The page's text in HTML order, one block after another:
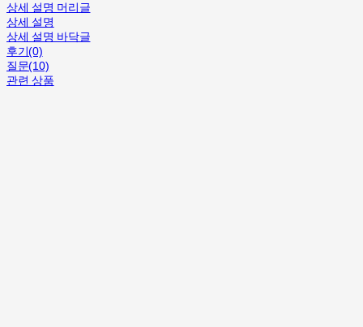
상세 설명 머리글
상세 설명
상세 설명 바닥글
후기(0)
질문(10)
관련 상품